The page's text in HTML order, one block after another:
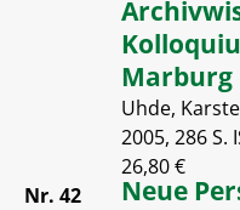
Marburg
Uhde,
2005, 286 S.
26,80 €
Nr. 42
Neue